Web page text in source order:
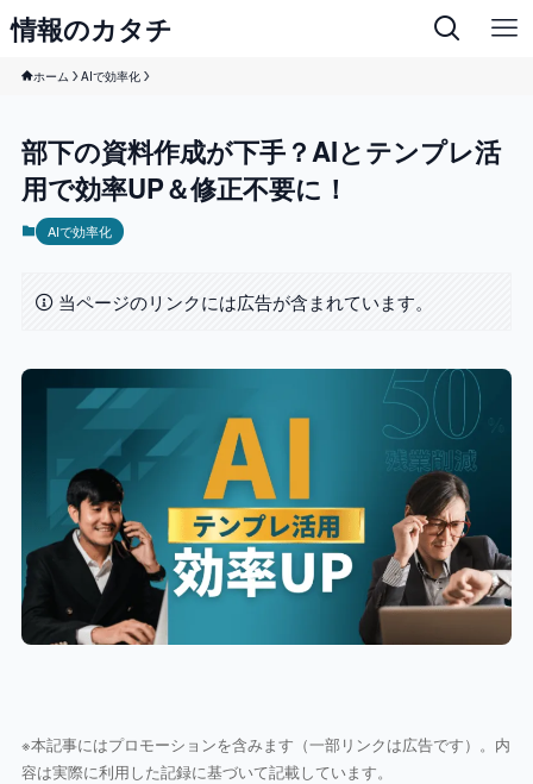
情報のカタチ
ホーム AIで効率化
部下の資料作成が下手？AIとテンプレ活
用で効率UP＆修正不要に！
AIで効率化
当ページのリンクには広告が含まれています。
※本記事にはプロモーションを含みます（一部リンクは広告です）。内
容は実際に利用した記録に基づいて記載しています。